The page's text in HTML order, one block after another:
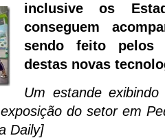
inclusive os
conseguem
sendo feito pelos
destas novas
Um estande
do setor em
Daily]